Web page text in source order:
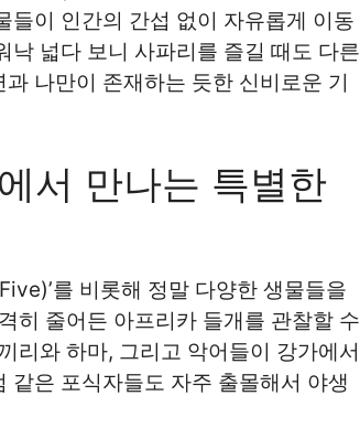
들이 인간의 간섭 없이 자유롭게 이동
넓다 보니 사파리를 즐길 때도 다른
나만이 존재하는 듯한 신비로운 기
서 만나는 특별한
를 비롯해 정말 다양한 생물들을
히 줄어든 아프리카 들개를 관찰할 수
리와 하마, 그리고 악어들이 강가에서
같은 포식자들도 자주 출몰해서 야생